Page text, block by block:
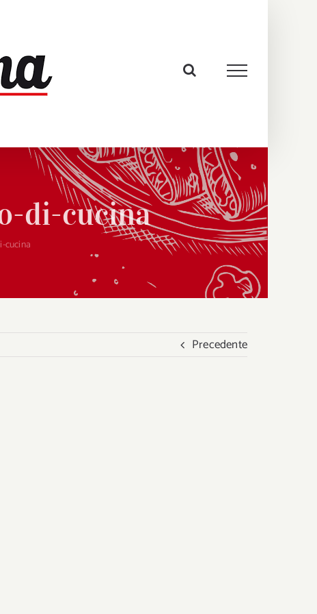
di-cucina
cucina
Precedente